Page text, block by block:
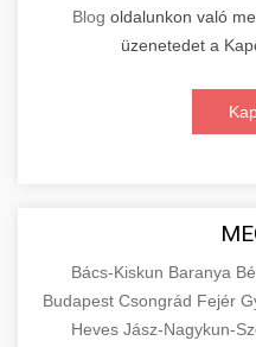
Blog oldalunkon való
üzenetedet a
Bács-Kiskun Baranya
Budapest Csongrád Fejér
Heves Jász-Nagykun-